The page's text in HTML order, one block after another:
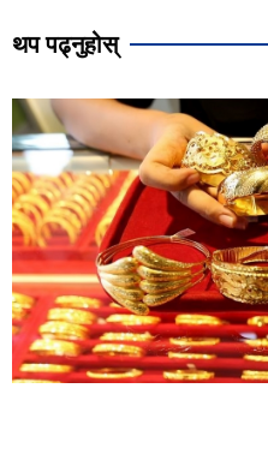
थप पढ्नुहोस्